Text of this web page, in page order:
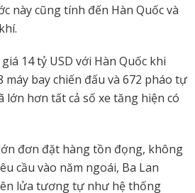
này cũng tính đến Hàn Quốc và
14 tỷ USD với Hàn Quốc khi
máy bay chiến đấu và 672 pháo tự
lớn hơn tất cả số xe tăng hiện có
đơn đặt hàng tồn đọng, không
cầu vào năm ngoái, Ba Lan
lửa tương tự như hệ thống